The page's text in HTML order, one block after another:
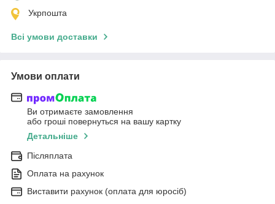
Укрпошта
Всі умови доставки
Умови оплати
Ви отримаєте замовлення
або гроші повернуться на вашу картку
Детальніше
Післяплата
Оплата на рахунок
Виставити рахунок (оплата для юросіб)